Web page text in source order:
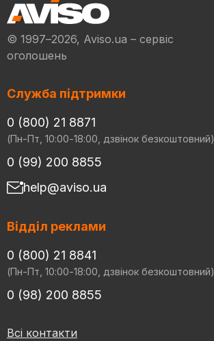
© 1997–2026, Aviso.ua – сервіс
оголошень
Служба підтримки
0 (800) 21 8871
(Пн-Пт, 10:00-18:00, дзвінок безкоштовний)
0 (99) 200 8855
help@aviso.ua
Відділ реклами
0 (800) 21 8841
(Пн-Пт, 10:00-18:00, дзвінок безкоштовний)
0 (98) 200 8855
Всі контакти